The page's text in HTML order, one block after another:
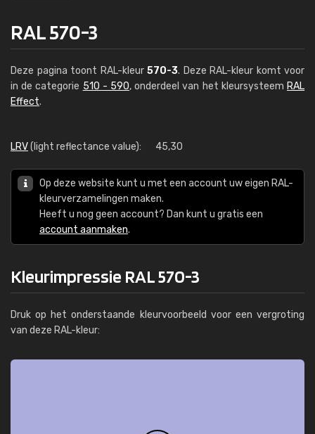
RAL 570-3
Deze pagina toont RAL-kleur 570-3. Deze RAL-kleur komt voor
in de categorie 510 - 590, onderdeel van het kleursysteem RAL
Effect.
LRV(light reflectance value): 45,30
Op deze website kunt u met een account uw eigen RAL-
kleurverzamelingen maken.
Heeft u nog geen account? Dan kunt u gratis een
account aanmaken.
Kleurimpressie RAL 570-3
Druk op het onderstaande kleurvoorbeeld voor een vergroting
van deze RAL-kleur: